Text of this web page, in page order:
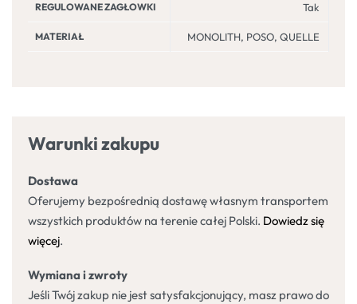
REGULOWANE ZAGŁOWKI Tak
MATERIAŁ MONOLITH, POSO, QUELLE
Warunki zakupu
Dostawa
Oferujemy bezpośrednią dostawę własnym transportem
wszystkich produktów na terenie całej Polski. Dowiedz się
więcej.
Wymiana i zwroty
Jeśli Twój zakup nie jest satysfakcjonujący, masz prawo do